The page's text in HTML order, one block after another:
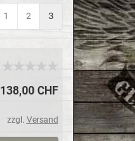
1 2 3
138,00 CHF
zzgl. Versand